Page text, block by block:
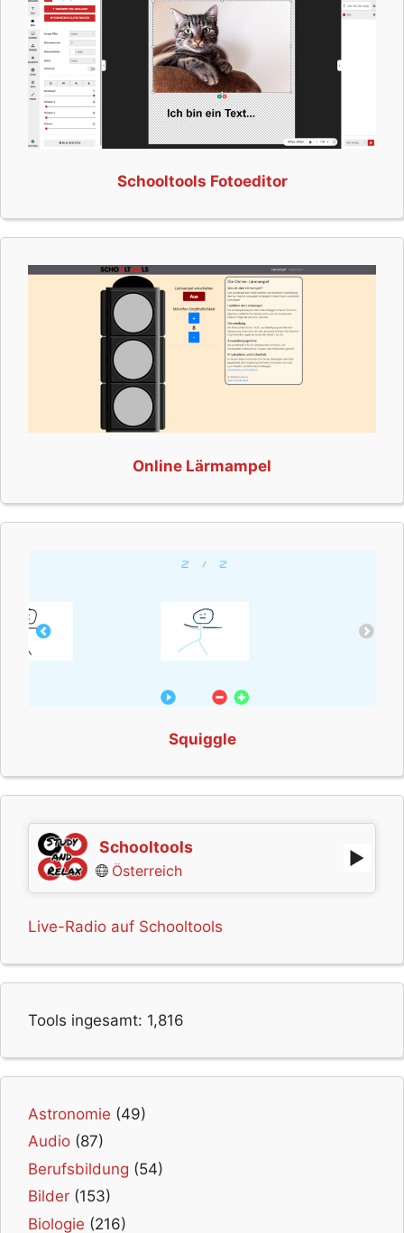
Schooltools Fotoeditor
Online Lärmampel
Squiggle
Schooltools
Österreich
Live-Radio auf Schooltools
Tools ingesamt: 1,816
Astronomie (49)
Audio (87)
Berufsbildung (54)
Bilder (153)
Biologie (216)